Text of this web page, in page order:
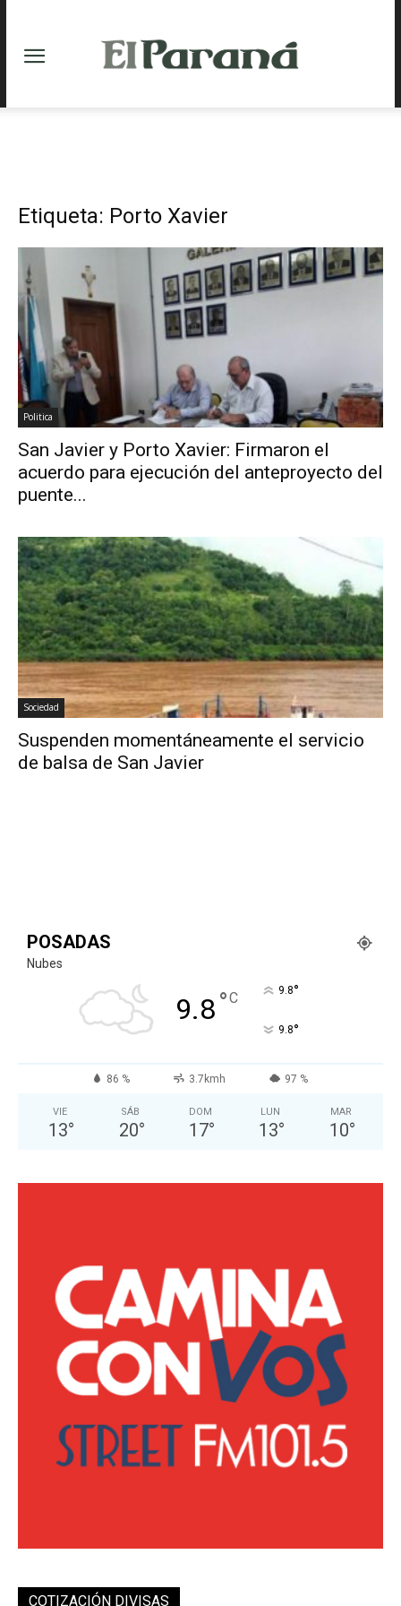
Etiqueta: Porto Xavier
Politica
San Javier y Porto Xavier: Firmaron el
acuerdo para ejecución del anteproyecto del
puente...
Sociedad
Suspenden momentáneamente el servicio
de balsa de San Javier
POSADAS
Nubes
9.8°C 9.8°
9.8°
86 % 3.7kmh 97 %
VIE
13°
SÁB
20°
DOM
17°
LUN
13°
MAR
10°
COTIZACIÓN DIVISAS